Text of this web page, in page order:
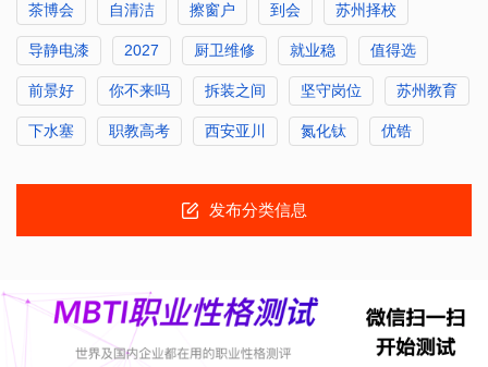
茶博会 自清洁 擦窗户 到会 苏州择校
导静电漆 2027 厨卫维修 就业稳 值得选
前景好 你不来吗 拆装之间 坚守岗位 苏州教育
下水塞 职教高考 西安亚川 氮化钛 优锆
发布分类信息